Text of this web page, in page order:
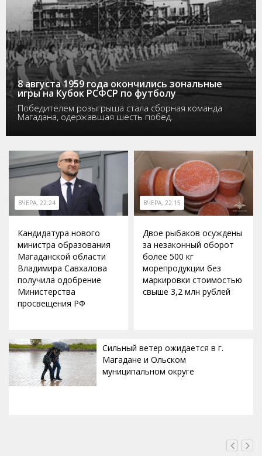
8 августа 1959 года окончились зональные
игры на Кубок РСФСР по футболу
Победителем розыгрыша стала сборная команда
Магадана, одержавшая шесть побед.
ВЧЕРА, 22:24
Кандидатура нового
министра образования
Магаданской области
Владимира Савхалова
получила одобрение
Министерства
просвещения РФ
ВЧЕРА, 22:15
Двое рыбаков осуждены
за незаконный оборот
более 500 кг
морепродукции без
маркировки стоимостью
свыше 3,2 млн рублей
Сильный ветер ожидается в г.
Магадане и Ольском
муниципальном округе